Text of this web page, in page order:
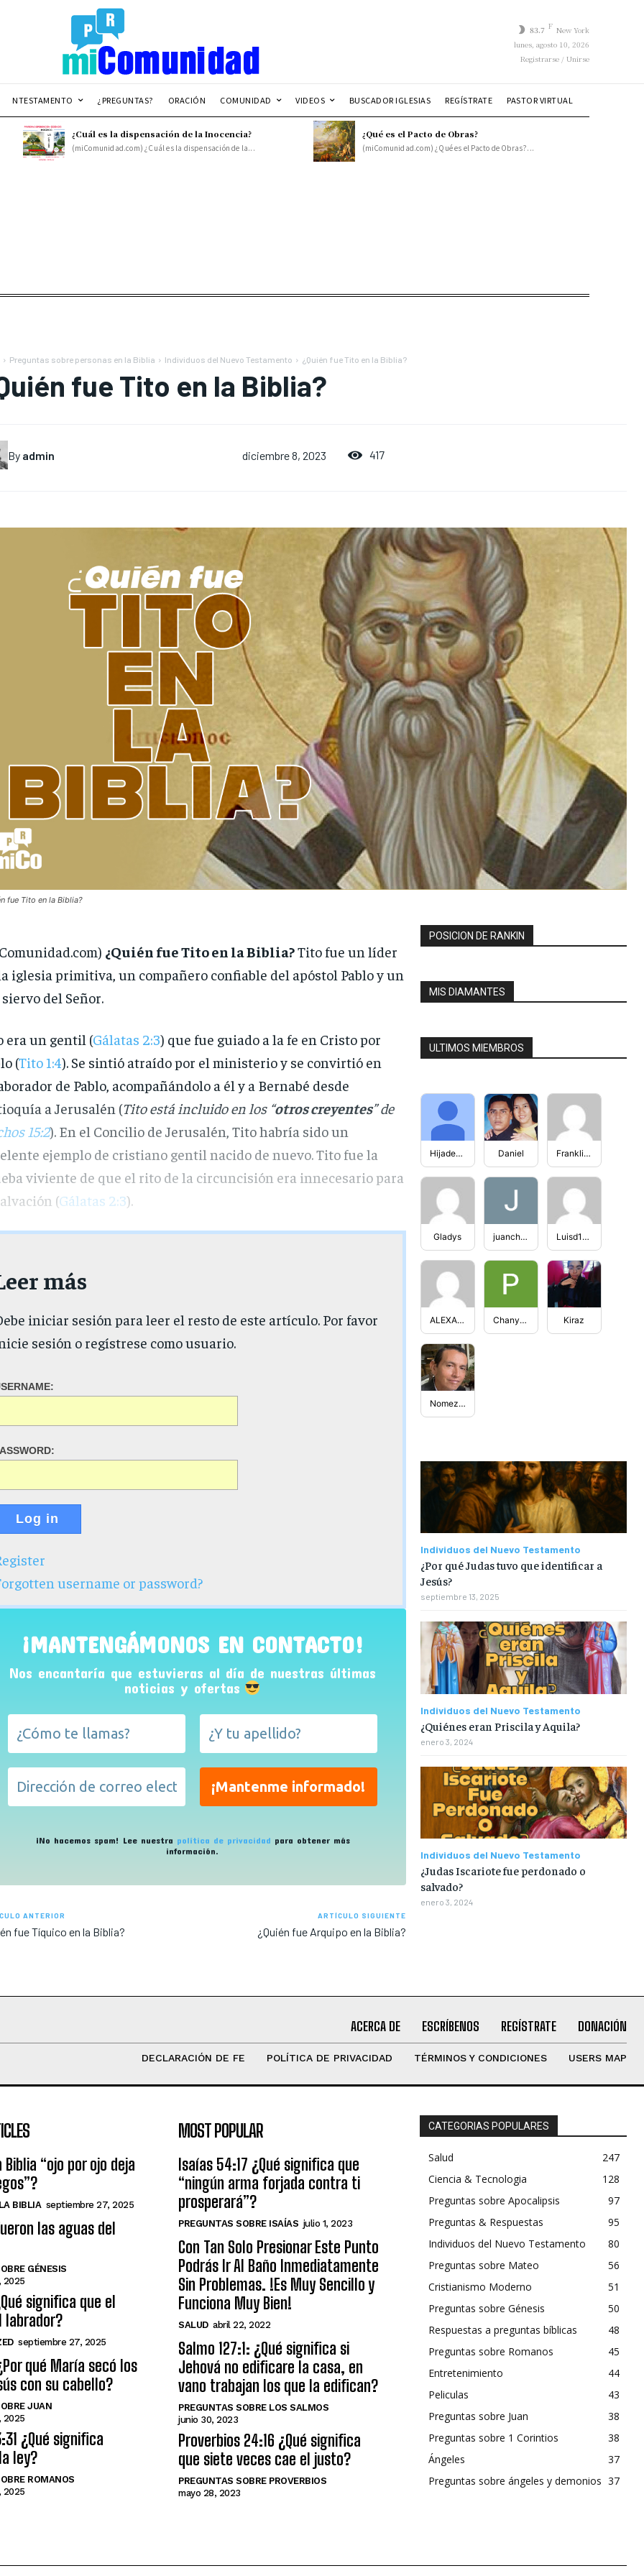
83.7 F New York
lunes, agosto 10, 2026
Registrarse / Unirse
NTESTAMENTO ¿PREGUNTAS? ORACIÓN COMUNIDAD VIDEOS BUSCADOR IGLESIAS REGÍSTRATE PASTOR VIRTUAL
¿Cuál es la dispensación de la Inocencia?
(miComunidad.com) ¿Cuál es la dispensación de la...
¿Qué es el Pacto de Obras?
(miComunidad.com) ¿Qué es el Pacto de Obras?...
Preguntas sobre personas en la Biblia Individuos del Nuevo Testamento ¿Quién fue Tito en la Biblia?
fue Tito en la Biblia?
By admin diciembre 8, 2023 417
fue Tito en la Biblia?
¿Quién fue Tito en la Biblia?Tito fue un líder
iglesia primitiva, un compañero confiable del apóstol Pablo y un
del Señor.
era un gentil (Gálatas 2:3) que fue guiado a la fe en Cristo por
(Tito 1:4). Se sintió atraído por el ministerio y se convirtió en
de Pablo, acompañándolo a él y a Bernabé desde
a Jerusalén (Tito está incluido en los “otros creyentes” de
15:2). En el Concilio de Jerusalén, Tito habría sido un
ejemplo de cristiano gentil nacido de nuevo. Tito fue la
viviente de que el rito de la circuncisión era innecesario para
(Gálatas 2:3).
más
iniciar sesión para leer el resto de este artículo. Por favor
sesión o regístrese como usuario.
Log in
username or password?
¡MANTENGÁMONOS EN CONTACTO!
Nos encantaría que estuvieras al día de nuestras últimas
noticias y ofertas
¡No hacemos spam! Lee nuestra política de privacidad para obtener más
información.
ANTERIOR
fue Tíquico en la Biblia?
ARTÍCULO SIGUIENTE
¿Quién fue Arquipo en la Biblia?
POSICION DE RANKIN
MIS DIAMANTES
ULTIMOS MIEMBROS
HijadediosJuli Daniel FranklinFiguera
Gladys juancho2303 Luisd100994
ALEXANDHER Chanyeol Kiraz
Nomezquy
Individuos del Nuevo Testamento
¿Por qué Judas tuvo que identificar a
Jesús?
septiembre 13, 2025
Individuos del Nuevo Testamento
¿Quiénes eran Priscila y Aquila?
enero 3, 2024
Individuos del Nuevo Testamento
¿Judas Iscariote fue perdonado o
salvado?
enero 3, 2024
ACERCA DE ESCRÍBENOS REGÍSTRATE DONACIÓN
DECLARACIÓN DE FE POLÍTICA DE PRIVACIDAD TÉRMINOS Y CONDICIONES USERS MAP
Biblia “ojo por ojo deja
BIBLIA septiembre 27, 2025
las aguas del
GÉNESIS
2025
significa que el
labrador?
septiembre 27, 2025
qué María secó los
con su cabello?
JUAN
2025
¿Qué significa
ley?
ROMANOS
2025
MOST POPULAR
Isaías 54:17 ¿Qué significa que
“ningún arma forjada contra ti
prosperará”?
PREGUNTAS SOBRE ISAÍAS julio 1, 2023
Con Tan Solo Presionar Este Punto
Podrás Ir Al Baño Inmediatamente
Sin Problemas. !Es Muy Sencillo y
Funciona Muy Bien!
SALUD abril 22, 2022
Salmo 127:1: ¿Qué significa si
Jehová no edificare la casa, en
vano trabajan los que la edifican?
PREGUNTAS SOBRE LOS SALMOS
junio 30, 2023
Proverbios 24:16 ¿Qué significa
que siete veces cae el justo?
PREGUNTAS SOBRE PROVERBIOS
mayo 28, 2023
CATEGORIAS POPULARES
Salud
247
Ciencia & Tecnologia
128
Preguntas sobre Apocalipsis
97
Preguntas & Respuestas
95
Individuos del Nuevo Testamento
80
Preguntas sobre Mateo
56
Cristianismo Moderno
51
Preguntas sobre Génesis
50
Respuestas a preguntas bíblicas
48
Preguntas sobre Romanos
45
Entretenimiento
44
Peliculas
43
Preguntas sobre Juan
38
Preguntas sobre 1 Corintios
38
Ángeles
37
Preguntas sobre ángeles y demonios 37